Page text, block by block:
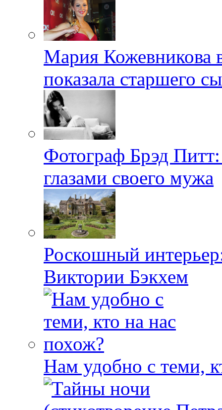
Мария Кожевникова
показала старшего
Фотограф Брэд
глазами своего мужа
Роскошный
Виктории Бэкхем
Нам удобно с теми,